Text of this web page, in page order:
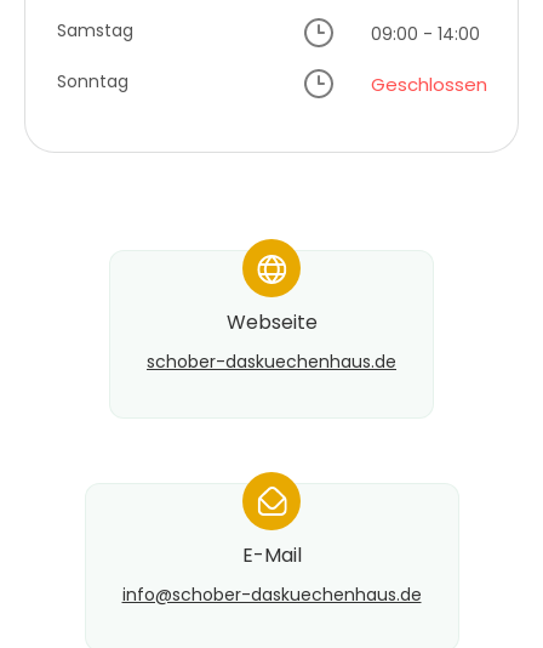
Samstag
09:00 - 14:00
Sonntag
Geschlossen
*
Webseite
schober-daskuechenhaus.de
*
E-Mail
info@​schober-daskuechenhaus.de